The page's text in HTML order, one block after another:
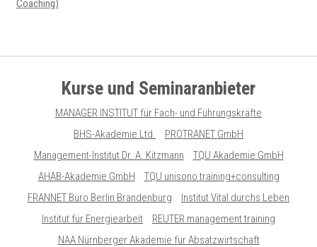
Coaching)
Kurse und Seminaranbieter
MANAGER INSTITUT für Fach- und Führungskräfte
BHS-Akademie Ltd.
PROTRANET GmbH
Management-Institut Dr. A. Kitzmann
TQU Akademie GmbH
AHAB-Akademie GmbH
TQU unisono training+consulting
FRANNET Büro Berlin Brandenburg
Institut Vital durchs Leben
Institut für Energiearbeit
REUTER management training
NAA Nürnberger Akademie für Absatzwirtschaft